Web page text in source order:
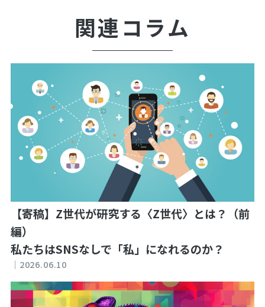
関連コラム
【寄稿】Z世代が研究する〈Z世代〉とは？（前
編）
私たちはSNSなしで「私」になれるのか？
｜ 2026.06.10